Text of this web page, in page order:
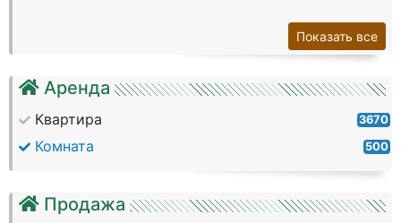
Аренда
Квартира 3670
Комната 500
Продажа
Показать все